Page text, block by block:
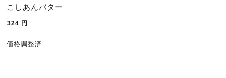
こしあんバター
324 円
価格調整済